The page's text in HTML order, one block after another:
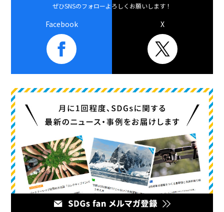
ぜひSNSのフォローよろしくお願いします！
Facebook X